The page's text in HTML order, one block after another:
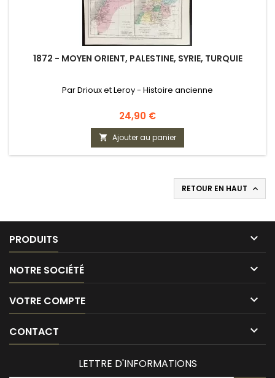
1872 - MOYEN ORIENT, PALESTINE, SYRIE, TURQUIE
Par Drioux et Leroy - Histoire ancienne
Prix
24,90 €
 Ajouter au panier
RETOUR EN HAUT 
PRODUITS 
NOTRE SOCIÉTÉ 
VOTRE COMPTE 
CONTACT 
LETTRE D'INFORMATIONS